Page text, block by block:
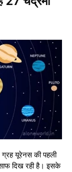
यूरेनस की पहली
दिख रही है। इसके